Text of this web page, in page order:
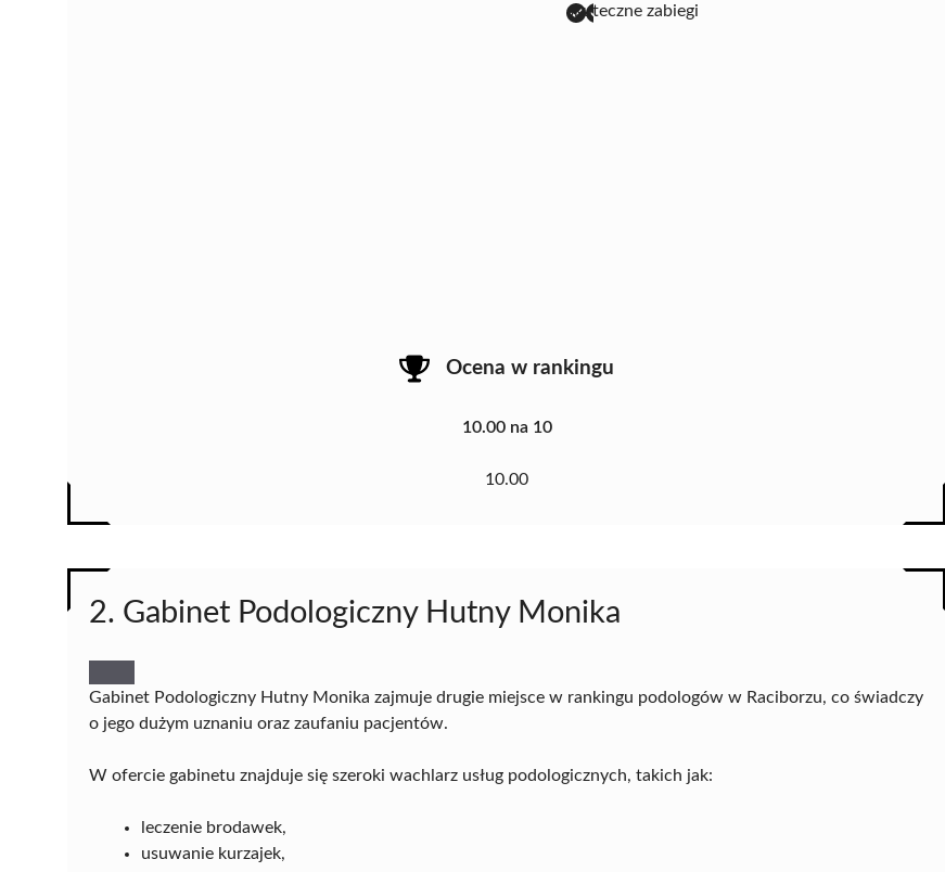
skuteczne zabiegi
Ocena w rankingu
10.00 na 10
10.00
2. Gabinet Podologiczny Hutny Monika
Gabinet Podologiczny Hutny Monika zajmuje drugie miejsce w rankingu podologów w Raciborzu, co świadczy
o jego dużym uznaniu oraz zaufaniu pacjentów.
W ofercie gabinetu znajduje się szeroki wachlarz usług podologicznych, takich jak:
leczenie brodawek,
usuwanie kurzajek,